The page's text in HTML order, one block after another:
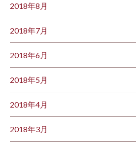
2018年8月
2018年7月
2018年6月
2018年5月
2018年4月
2018年3月